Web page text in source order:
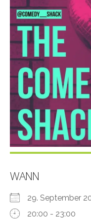
WANN
29. September
20:00 - 23:00